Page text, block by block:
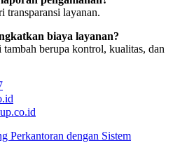
transparansi layanan.
biaya layanan?
berupa kontrol, kualitas, dan
Perkantoran dengan Sistem